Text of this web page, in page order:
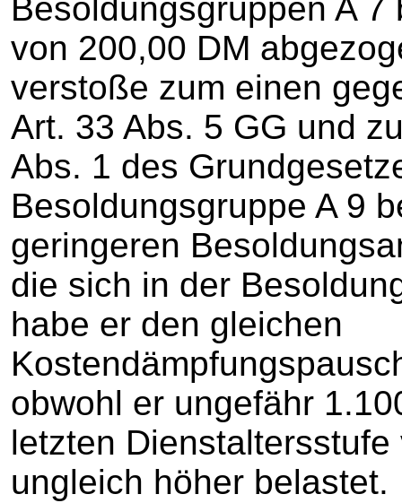
Besoldungsgruppen A
von 200,00 DM
verstoße zum einen
Art. 33 Abs. 5 GG und
Abs. 1 des
Besoldungsgruppe A 9
geringeren
die sich in der
habe er den gleichen
obwohl er ungefähr
letzten
ungleich höher belastet.